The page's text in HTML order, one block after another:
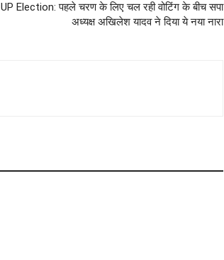
UP Election: पहले चरण के लिए चल रही वोटिंग के बीच सपा
अध्यक्ष अखिलेश यादव ने दिया ये नया नारा